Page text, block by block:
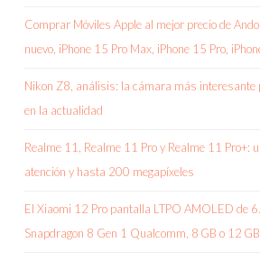
Comprar Móviles Apple al mejor precio de
nuevo, iPhone 15 Pro Max, iPhone 15 Pro,
Nikon Z8, análisis: la cámara más interesante
en la actualidad
Realme 11, Realme 11 Pro y Realme 11 Pro+:
atención y hasta 200 megapíxeles
El Xiaomi 12 Pro pantalla LTPO AMOLED de
Snapdragon 8 Gen 1 Qualcomm, 8 GB o 12